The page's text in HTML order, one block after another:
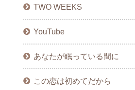
TWO WEEKS
YouTube
あなたが眠っている間に
この恋は初めてだから